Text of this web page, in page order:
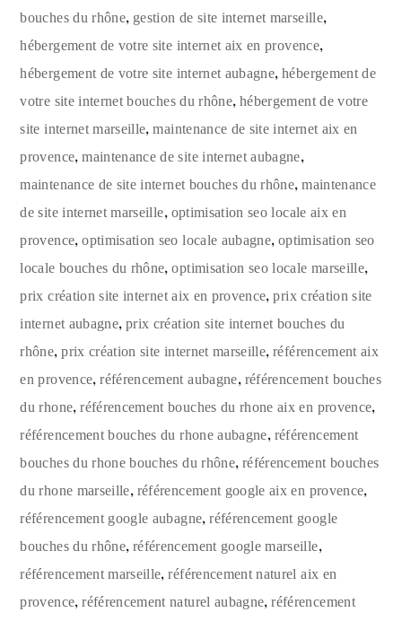
bouches du rhône, gestion de site internet marseille,
hébergement de votre site internet aix en provence,
hébergement de votre site internet aubagne,hébergement de
votre site internet bouches du rhône,hébergement de votre
site internet marseille,maintenance de site internet aix en
provence,maintenance de site internet aubagne,
maintenance de site internet bouches du rhône,maintenance
de site internet marseille, optimisation seo locale aix en
provence,optimisation seo locale aubagne,optimisation seo
locale bouches du rhône,optimisation seo locale marseille,
prix création site internet aix en provence,prix création site
internet aubagne,prix création site internet bouches du
rhône,prix création site internet marseille,référencement aix
en provence,référencement aubagne, référencement bouches
du rhone,référencement bouches du rhone aix en provence,
référencement bouches du rhone aubagne, référencement
bouches du rhone bouches du rhône, référencement bouches
du rhone marseille, référencement google aix en provence,
référencement google aubagne,référencement google
bouches du rhône,référencement google marseille,
référencement marseille,référencement naturel aix en
provence,référencement naturel aubagne,référencement